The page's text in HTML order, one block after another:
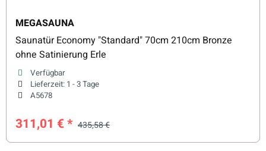
MEGASAUNA
Saunatür Economy "Standard" 70cm 210cm Bronze
ohne Satinierung Erle
Verfügbar
Lieferzeit: 1 - 3 Tage
A5678
311,01 €* 435,58 €